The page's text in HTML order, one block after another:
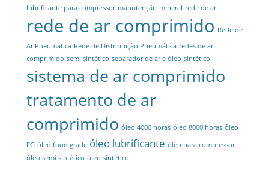
lubrificante para compressor manutenção mineral rede de ar
rede de ar comprimido Rede de
Ar Pneumática Rede de Distribuição Pneumática redes de ar
comprimido semi sintético separador de ar e óleo sintético
sistema de ar comprimido
tratamento de ar
comprimido óleo 4000 horas óleo 8000 horas óleo
FG óleo food grade óleo lubrificante óleo para compressor
óleo semi sintético óleo sintético